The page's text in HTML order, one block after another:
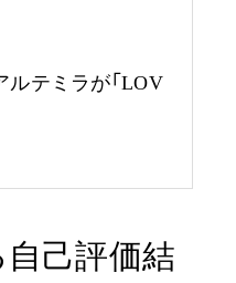
ルテミラが「LOV
己評価結